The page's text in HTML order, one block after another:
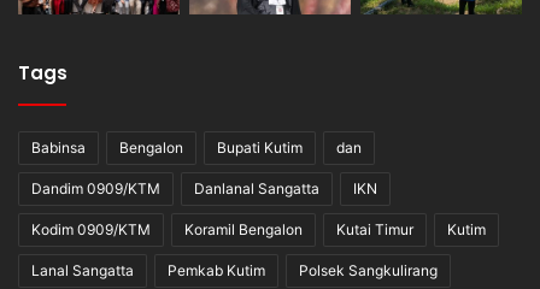
Tags
Babinsa Bengalon Bupati Kutim dan
Dandim 0909/KTM Danlanal Sangatta IKN
Kodim 0909/KTM Koramil Bengalon Kutai Timur Kutim
Lanal Sangatta Pemkab Kutim Polsek Sangkulirang